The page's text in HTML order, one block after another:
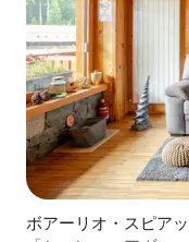
ボアーリオ・スピア